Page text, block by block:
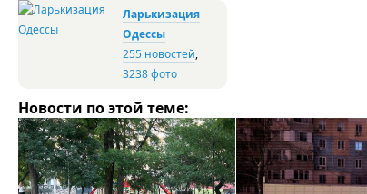
Ларькизация
Одессы
255 новостей,
3238 фото
Новости по этой теме: